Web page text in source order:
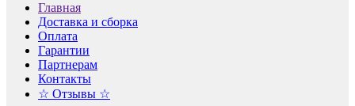
Главная
Доставка и сборка
Оплата
Гарантии
Партнерам
Контакты
☆ Отзывы ☆